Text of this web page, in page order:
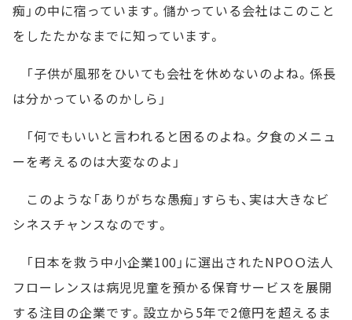
痴」の中に宿っています。儲かっている会社はこのこと
をしたたかなまでに知っています。
「子供が風邪をひいても会社を休めないのよね。係長
は分かっているのかしら」
「何でもいいと言われると困るのよね。夕食のメニュ
ーを考えるのは大変なのよ」
このような「ありがちな愚痴」すらも、実は大きなビ
シネスチャンスなのです。
「日本を救う中小企業100」に選出されたNPOＯ法人
フローレンスは病児児童を預かる保育サービスを展開
する注目の企業です。設立から5年で2億円を超えるま